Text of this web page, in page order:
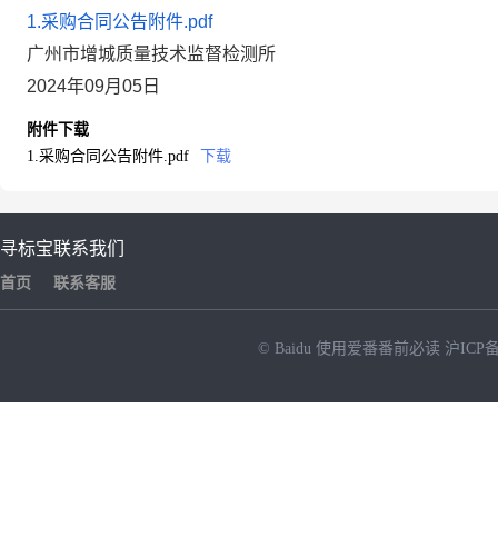
1.采购合同公告附件.pdf
广州市增城质量技术监督检测所
2024年09月05日
附件下载
1.采购合同公告附件.pdf
下载
寻标宝
首页
联系我们
联系客服
© Baidu 使用爱番番前必读 沪ICP